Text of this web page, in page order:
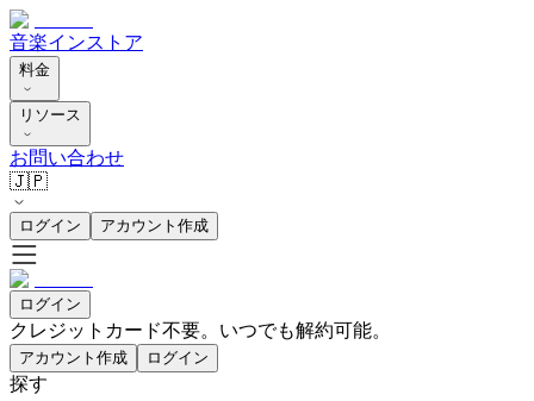
音楽インストア
料金
リソース
お問い合わせ
🇯🇵
ログイン アカウント作成
ログイン
クレジットカード不要。いつでも解約可能。
アカウント作成 ログイン
探す